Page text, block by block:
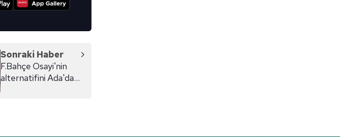
Sonraki Haber
F.Bahçe Osayi'nin
alternatifini Ada'da